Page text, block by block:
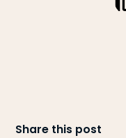
Share this post